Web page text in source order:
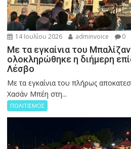
14 Ιουλίου 2026 adminvoice 0
Με τα εγκαίνια του
ολοκληρώθηκε η διήμερη
Λέσβο
Με τα εγκαίνια του πλήρως
Χασάν Μπέη στη...
ΠΟΛΙΤΙΣΜΟΣ